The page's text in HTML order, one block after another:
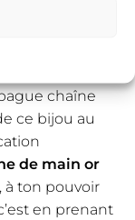
et à
te le permet,
chaîne
ce bijou au
de main or
, à ton pouvoir
en prenant